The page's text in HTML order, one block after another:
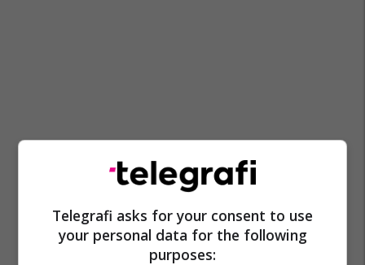
Telegrafi asks for your consent to use
your personal data for the following
purposes: